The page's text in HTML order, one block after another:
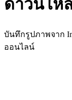
ดาวน์โห
บันทึกรูปภาพจาก
ออนไลน์